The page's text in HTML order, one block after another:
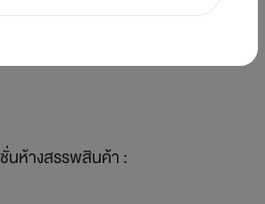
นห้างสรรพสินค้า :